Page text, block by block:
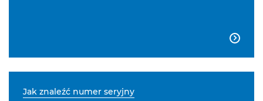

Jak znaleźć numer seryjny